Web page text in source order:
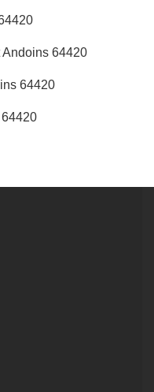
Andoins 64420
64420